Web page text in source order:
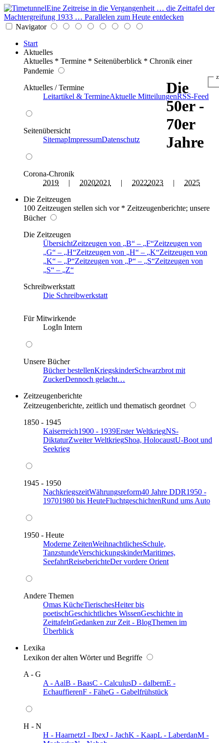
Eine Zeitreise in die Vergangenheit … die Zeittafel der
Machtergreifung 1933 … Parallelen zum Heute entdecken
Navigator
Start
Aktuelles
Aktuelles * Termine * Seitenüberblick * Chronik einer
Pandemie
Aktuelles / Termine
Leitartikel & TermineAktuelle MitteilungenRSS-Feed
Seitenübersicht
SitemapImpressumDatenschutz
Corona-Chronik
2019 | 20202021 | 20222023 | 2025
Die Zeitzeugen
100 Zeitzeugen stellen sich vor * Zeitzeugenberichte; unsere
Bücher
Die Zeitzeugen
ÜbersichtZeitzeugen von B – F Zeitzeugen von
G
– H Zeitzeugen von H – K Zeitzeugen von
K
– P Zeitzeugen von P – S Zeitzeugen von
S
–
Z
Schreibwerkstatt
Die Schreibwerkstatt
Für Mitwirkende
LogIn Intern
Unsere Bücher
Bücher bestellenKriegskinderSchwarzbrot mit
ZuckerDennoch gelacht…
Zeitzeugenberichte
Zeitzeugenberichte, zeitlich und thematisch geordnet
1850 - 1945
Kaiserreich1900 - 1939Erster WeltkriegNS-
DiktaturZweiter WeltkriegShoa, HolocaustU-Boot und
Seekrieg
1945 - 1950
NachkriegszeitWährungsreform40 Jahre DDR1950 -
19701980 bis HeuteFluchtgeschichtenRund ums Auto
1950 - Heute
Moderne ZeitenWeihnachtlichesSchule,
TanzstundeVerschickungskinderMaritimes,
SeefahrtReiseberichteDer vordere Orient
Andere Themen
Omas KücheTierischesHeiter bis
poetischGeschichtliches WissenGeschichte in
ZeittafelnGedanken zur Zeit - BlogThemen im
Überblick
Lexika
Lexikon der alten Wörter und Begriffe
A - G
A - AalB - BaasC - CalculusD - dalbernE -
EchauffierenF - FäheG - Gabelfrühstück
H - N
H - HaarnetzI - IbexJ - JachK - KaapL - LaberdanM -
Die
50er -
70er
Jahre